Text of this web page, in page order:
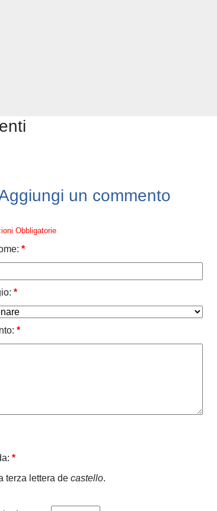
un commento
Obbligatorie
*
*
*
*
terza lettera de castello.